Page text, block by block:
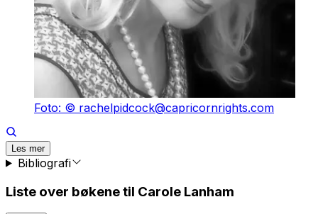
Foto: © rachelpidcock@capricornrights.com
Les mer
Bibliografi
Liste over bøkene til Carole Lanham